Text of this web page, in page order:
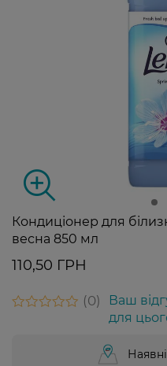
Кондиціонер для
весна 850 мл
110,50 ГРН
0
Ваш
для